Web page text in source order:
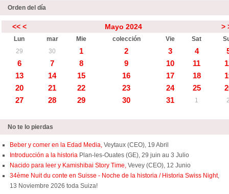
Orden del día
<< < Mayo 2024 >
Lun mar Mie colección Vie Sat
29
30 1 2 3 4
6
7 8 9 10 11
13
14 15 16 17 18
20
21 22 23 24 25
27
28 29 30 31 1
No te lo pierdas
Beber y comer en la Edad Media, Veytaux (CEO), 19 Abril
Introducción a la historia Plan-les-Ouates (GE), 29 juin au 3 Julio
Nacido para leer y Kamishibai Story Time, Vevey (CEO), 12 Junio
34ème Nuit du conte en Suisse - Noche de la historia / Historia Swiss Night,
13 Noviembre 2026 toda Suiza!